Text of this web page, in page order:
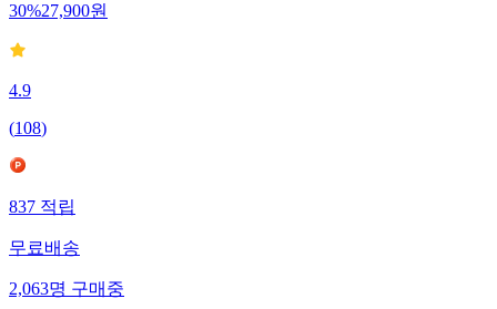
30%27,900원
4.9
(108)
837 적립
무료배송
2,063명 구매중